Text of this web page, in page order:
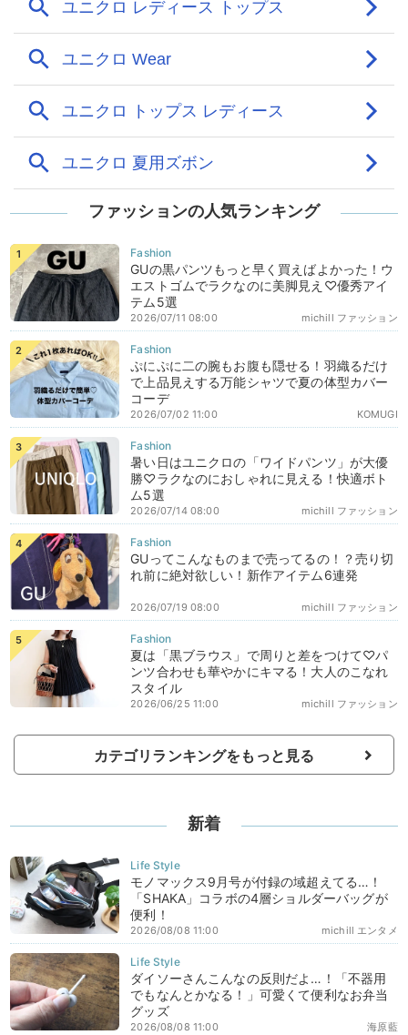
ファッションの人気ランキング
GUの黒パンツもっと早く買えばよかった！ウ
エストゴムでラクなのに美脚見え♡優秀アイ
テム5選
michill ファッション
2026/07/11 08:00
ぷにぷに二の腕もお腹も隠せる！羽織るだけ
で上品見えする万能シャツで夏の体型カバー
コーデ
KOMUGI
2026/07/02 11:00
暑い日はユニクロの「ワイドパンツ」が大優
勝♡ラクなのにおしゃれに見える！快適ボト
ム5選
michill ファッション
2026/07/14 08:00
GUってこんなものまで売ってるの！？売り切
れ前に絶対欲しい！新作アイテム6連発
michill ファッション
2026/07/19 08:00
夏は「黒ブラウス」で周りと差をつけて♡パ
ンツ合わせも華やかにキマる！大人のこなれ
スタイル
michill ファッション
2026/06/25 11:00
カテゴリランキングをもっと見る
新着
モノマックス9月号が付録の域超えてる…！
「SHAKA」コラボの4層ショルダーバッグが
便利！
michill エンタメ
2026/08/08 11:00
ダイソーさんこんなの反則だよ…！「不器用
でもなんとかなる！」可愛くて便利なお弁当
グッズ
海原藍
2026/08/08 11:00